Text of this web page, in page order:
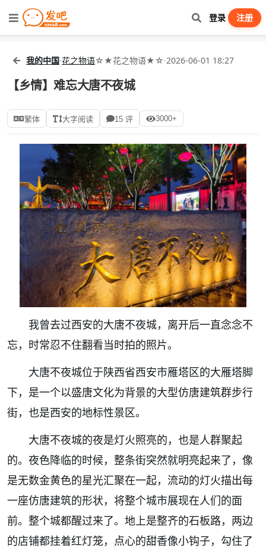
登录 注册
我的中国·花之物语☆★花之物语★☆·2026-06-01 18:27
【乡情】难忘大唐不夜城
繁体 大字阅读 15 评 3000+
我曾去过西安的大唐不夜城，离开后一直念念不
忘，时常忍不住翻看当时拍的照片。
大唐不夜城位于陕西省西安市雁塔区的大雁塔脚
下，是一个以盛唐文化为背景的大型仿唐建筑群步行
街，也是西安的地标性景区。
大唐不夜城的夜是灯火照亮的，也是人群聚起
的。夜色降临的时候，整条街突然就明亮起来了，像
是无数金黄色的星光汇聚在一起，流动的灯火描出每
一座仿唐建筑的形状，将整个城市展现在人们的面
前。整个城都醒过来了。地上是整齐的石板路，两边
的店铺都挂着红灯笼，点心的甜香像小钩子，勾住了